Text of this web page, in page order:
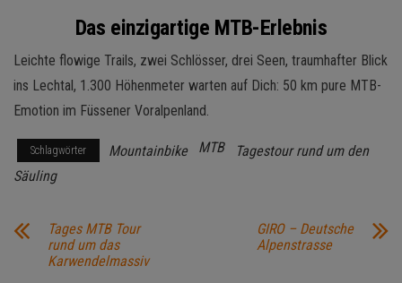
Das einzigartige MTB-Erlebnis
Leichte flowige Trails, zwei Schlösser, drei Seen, traumhafter Blick
ins Lechtal, 1.300 Höhenmeter warten auf Dich: 50 km pure MTB-
Emotion im Füssener Voralpenland.
Schlagwörter Mountainbike MTB
Tagestour rund um den
Säuling
Tages MTB Tour
rund um das
Karwendelmassiv
GIRO – Deutsche
Alpenstrasse